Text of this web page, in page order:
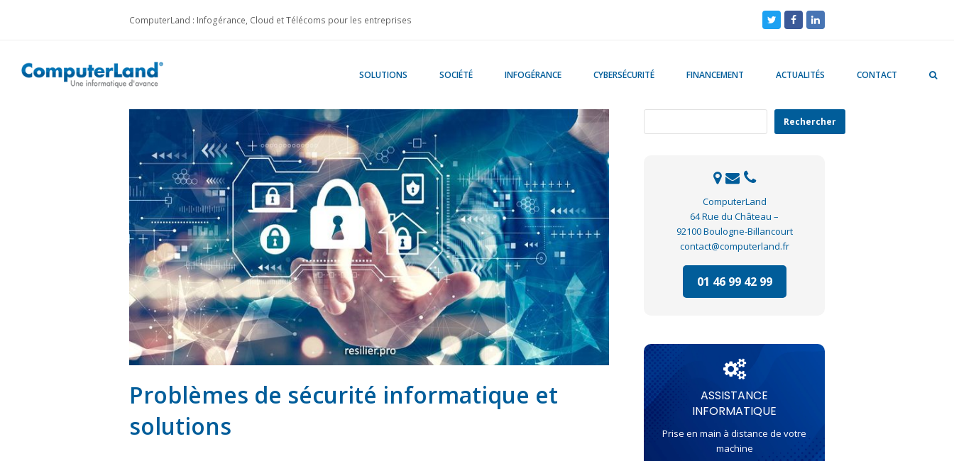
ComputerLand : Infogérance, Cloud et Télécoms pour les entreprises TwitterFacebookLinkedIn
SOLUTIONS SOCIÉTÉ INFOGÉRANCE CYBERSÉCURITÉ FINANCEMENT ACTUALITÉS CONTACT
Problèmes de sécurité informatique et
solutions
Rechercher
ComputerLand
64 Rue du Château –
92100 Boulogne-Billancourt
contact@computerland.fr
01 46 99 42 99
ASSISTANCE
INFORMATIQUE
Prise en main à distance de votre
machine